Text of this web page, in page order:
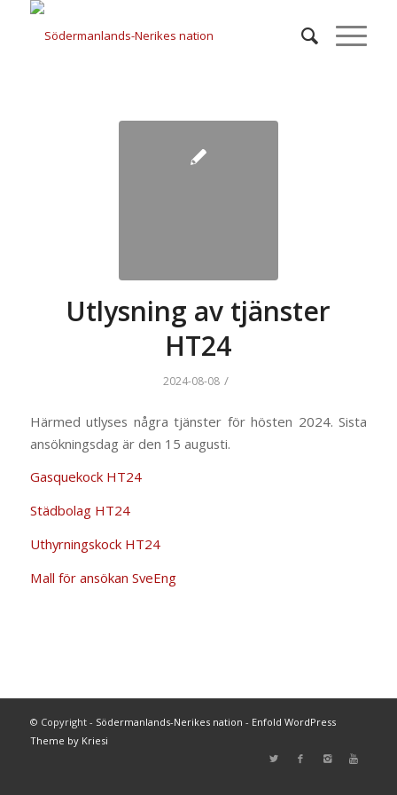
Utlysning av tjänster
HT24
2024-08-08 /
Härmed utlyses några tjänster för hösten 2024. Sista
ansökningsdag är den 15 augusti.
Gasquekock HT24
Städbolag HT24
Uthyrningskock HT24
Mall för ansökan SveEng
© Copyright - Södermanlands-Nerikes nation - Enfold WordPress
Theme by Kriesi